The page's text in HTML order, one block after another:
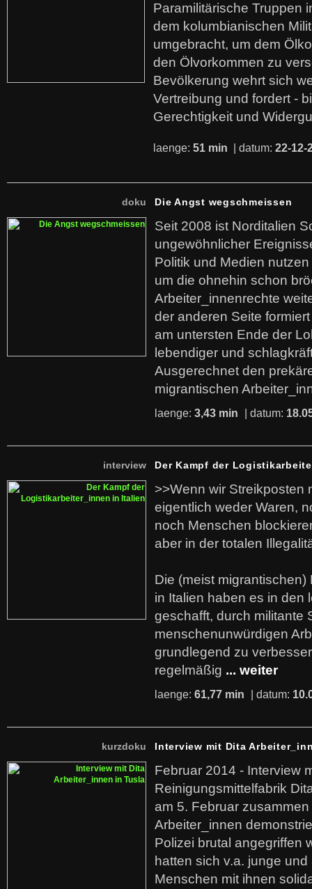
Paramilitärische Truppen
dem kolumbianischen
umgebracht, um dem
den Ölvorkommen zu
Bevölkerung wehrt sich
Vertreibung und fordert -
Gerechtigkeit und
laenge: 51 min | datum: 22-12-
doku Die Angst wegschmeissen
Seit 2008 ist Norditalien
ungewöhnlicher
Politik und Medien
um die ohnehin schon
Arbeiter_innenrechte
der anderen Seite
am untersten Ende der
lebendiger und
Ausgerechnet den
migrantischen
laenge: 3,43 min | datum:
interview Der Kampf der
>>Wenn wir Streikposten
eigentlich weder Waren,
noch Menschen
aber in der totalen
Die (meist
in Italien haben es in den
geschafft, durch militante
menschenunwürdigen
grundlegend zu
regelmäßig ... weiter
laenge: 61,77 min | datum:
kurzdoku Interview mit Dita
Februar 2014 - Interview
Reinigungsmittelfabrik
am 5. Februar
Arbeiter_innen
Polizei brutal angegriffen
hatten sich v.a. junge
Menschen mit ihnen